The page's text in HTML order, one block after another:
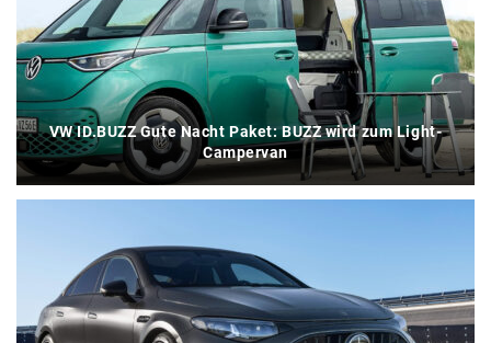
VW ID.BUZZ Gute Nacht Paket: BUZZ wird zum Light-
Campervan